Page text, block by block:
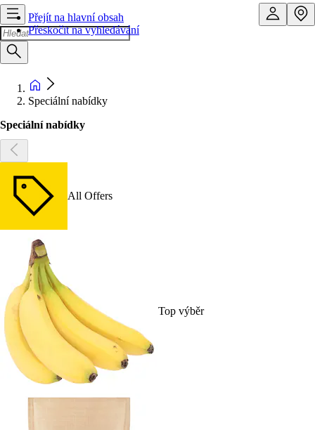
Přejít na hlavní obsah
Přeskočit na vyhledávání
Speciální nabídky
Speciální nabídky
All Offers
Top výběr